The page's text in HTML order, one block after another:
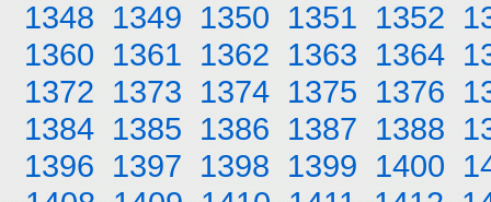
1348 1349 1350 1351 1352
1360 1361 1362 1363 1364
1372 1373 1374 1375 1376
1384 1385 1386 1387 1388
1396 1397 1398 1399 1400